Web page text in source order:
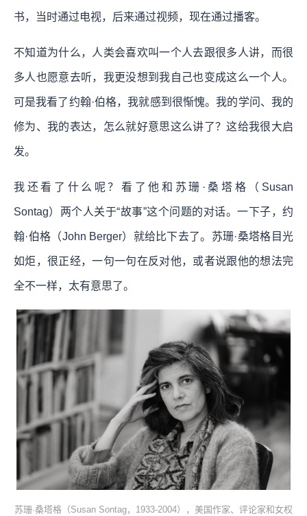
书，当时通过电视，后来通过视频，现在通过播客。
不知道为什么，人类会喜欢叫一个人去跟很多人讲，而很
多人也愿意去听，我更没想到我自己也变成这么一个人。
可是我看了约翰·伯格，我就感到很惭愧。我的学问、我的
修为、我的表达，怎么就好意思这么讲了？这给我很大启
发。
我还看了什么呢？看了他和苏珊·桑塔格（Susan
Sontag）两个人关于“故事”这个问题的对话。一下子，约
翰·伯格（John Berger）就给比下去了。苏珊·桑塔格目光
如炬，很正经，一句一句在反对他，或者说跟他的想法完
全不一样，太有意思了。
苏珊·桑塔格（Susan Sontag，1933-2004），美国作家、评论家和女权